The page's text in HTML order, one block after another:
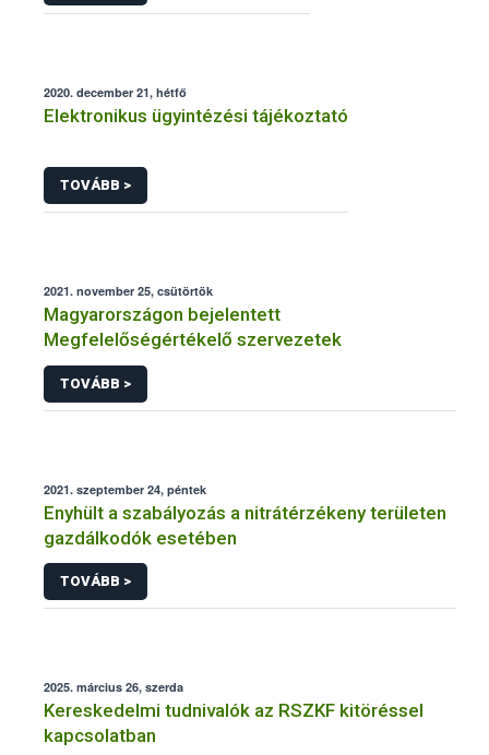
2020. december 21, hétfő
Elektronikus ügyintézési tájékoztató
TOVÁBB >
2021. november 25, csütörtök
Magyarországon bejelentett
Megfelelőségértékelő szervezetek
TOVÁBB >
2021. szeptember 24, péntek
Enyhült a szabályozás a nitrátérzékeny területen
gazdálkodók esetében
TOVÁBB >
2025. március 26, szerda
Kereskedelmi tudnivalók az RSZKF kitöréssel
kapcsolatban